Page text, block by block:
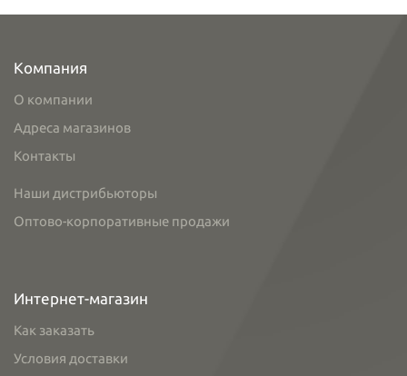
Компания
О компании
Адреса магазинов
Контакты
Наши дистрибьюторы
Оптово-корпоративные продажи
Интернет-магазин
Как заказать
Условия доставки